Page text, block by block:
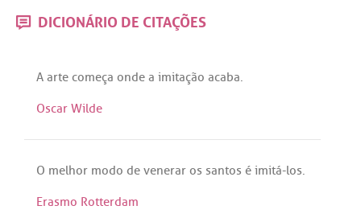
DICIONÁRIO DE CITAÇÕES
A arte começa onde a imitação acaba.
Oscar Wilde
O melhor modo de venerar os santos é imitá-los.
Erasmo Rotterdam